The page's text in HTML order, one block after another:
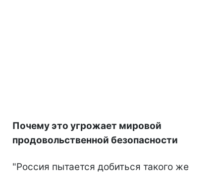
Почему это угрожает мировой
продовольственной безопасности
"Россия пытается добиться такого же